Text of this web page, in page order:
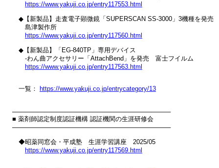
https://www.yakuji.co.jp/entry117553.html
◆【新製品】走査電子顕微鏡「SUPERSCAN SS-3000」3機種を発売
島津製作所
https://www.yakuji.co.jp/entry117560.html
◆【新製品】「EG-840TP」専用デバイス
‐わん曲アクセサリー「AttachBend」を発売　富士フイルム
https://www.yakuji.co.jp/entry117563.html
一覧： https://www.yakuji.co.jp/entrycategory/13
────────────────────────────────────
■ 薬剤師認定制度認証機構 認証機関の生涯研修会
────────────────────────────────────
◆昭薬同窓会・平成塾　生涯学習講座　2025/05
https://www.yakuji.co.jp/entry117569.html